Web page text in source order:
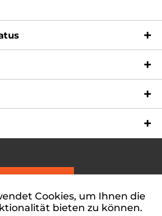
widerrufen
zzgl.Versandkosten und
wenn nicht anders beschrieben
Aktiv
Cookies, um Ihnen die
bieten zu können.